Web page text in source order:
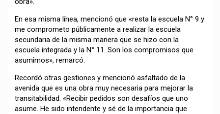
En esa misma línea, mencionó que «resta la escuela N° 9 y
me comprometo públicamente a realizar la escuela
secundaria de la misma manera que se hizo con la
escuela integrada y la N° 11. Son los compromisos que
asumimos», remarcó.
Recordó otras gestiones y mencionó asfaltado de la
avenida que es una obra muy necesaria para mejorar la
transitabilidad. «Recibir pedidos son desafíos que uno
asume. He sido intendente y sé de la importancia que